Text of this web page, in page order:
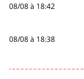
08/08 à 18:42
08/08 à 18:38